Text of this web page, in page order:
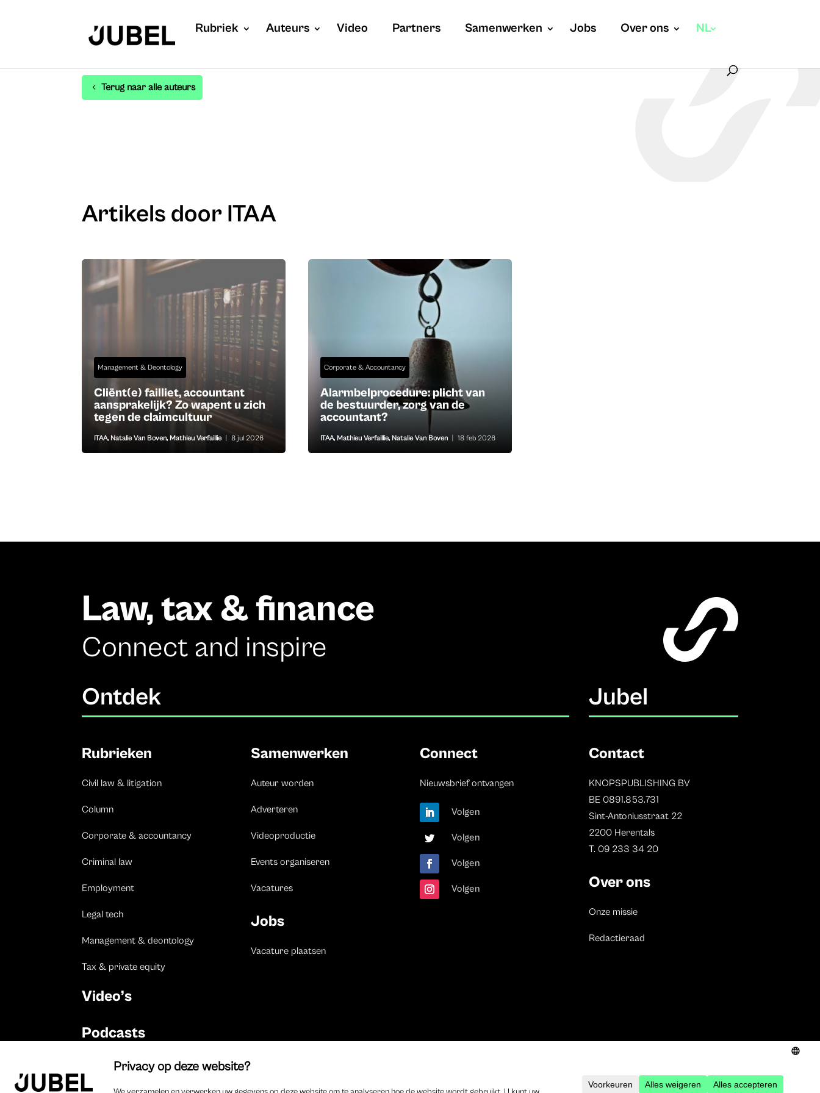
Rubriek Auteurs Video Partners Samenwerken Jobs Over ons NL
Terug naar alle auteurs
Artikels door ITAA
Management & Deontology
Cliënt(e) failliet, accountant
aansprakelijk? Zo wapent u zich
tegen de claimcultuur
ITAA, Natalie Van Boven, Mathieu Verfaillie 8 jul 2026
Corporate & Accountancy
Alarmbelprocedure: plicht van
de bestuurder, zorg van de
accountant?
ITAA, Mathieu Verfaillie, Natalie Van Boven 18 feb 2026
Law, tax & finance
Connect and inspire
Ontdek Jubel
Rubrieken
Civil law & litigation
Column
Corporate & accountancy
Criminal law
Employment
Legal tech
Management & deontology
Tax & private equity
Video’s
Podcasts
Samenwerken
Auteur worden
Adverteren
Videoproductie
Events organiseren
Vacatures
Jobs
Vacature plaatsen
Connect
Nieuwsbrief ontvangen
Volgen
Volgen
Volgen
Volgen
Contact
KNOPSPUBLISHING BV
BE 0891.853.731
Sint-Antoniusstraat 22
2200 Herentals
T. 09 233 34 20
Over ons
Onze missie
Redactieraad